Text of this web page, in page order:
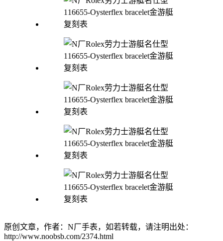
原创文章，作者：N厂手表，如若转载，请注明出处：
http://www.noobsb.com/2374.html